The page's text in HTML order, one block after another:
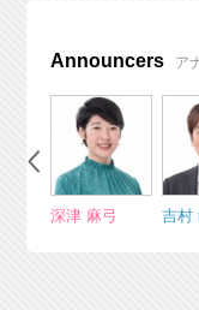
Announcers ア
深津 麻弓 吉村